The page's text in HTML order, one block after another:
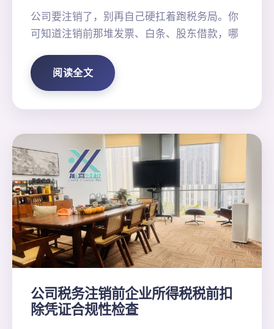
公司要注销了，别再自己硬扛着跑税务局。你
可知道注销前那堆发票、白条、股东借款，哪
阅读全文
公司税务注销前企业所得税税前扣
除凭证合规性检查